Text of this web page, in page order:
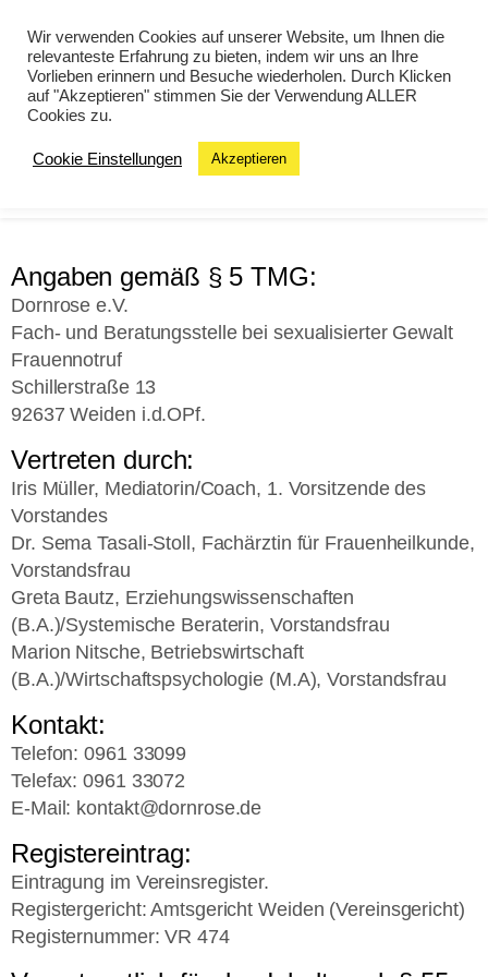
Angaben gemäß § 5 TMG:
Dornrose e.V.
Fach- und Beratungsstelle bei sexualisierter Gewalt
Frauennotruf
Schillerstraße 13
92637 Weiden i.d.OPf.
Vertreten durch:
Iris Müller, Mediatorin/Coach, 1. Vorsitzende des
Vorstandes
Dr. Sema Tasali-Stoll, Fachärztin für Frauenheilkunde,
Vorstandsfrau
Greta Bautz, Erziehungswissenschaften
(B.A.)/Systemische Beraterin, Vorstandsfrau
Marion Nitsche, Betriebswirtschaft
(B.A.)/Wirtschaftspsychologie (M.A), Vorstandsfrau
Kontakt:
Telefon: 0961 33099
Telefax: 0961 33072
E-Mail: kontakt@dornrose.de
Registereintrag:
Eintragung im Vereinsregister.
Registergericht: Amtsgericht Weiden (Vereinsgericht)
Registernummer: VR 474
Wir verwenden Cookies auf unserer Website, um Ihnen die
relevanteste Erfahrung zu bieten, indem wir uns an Ihre
Vorlieben erinnern und Besuche wiederholen. Durch Klicken
auf "Akzeptieren" stimmen Sie der Verwendung ALLER
Cookies zu.
Cookie Einstellungen Akzeptieren